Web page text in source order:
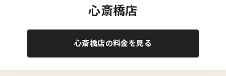
心斎橋店
心斎橋店の料金を見る